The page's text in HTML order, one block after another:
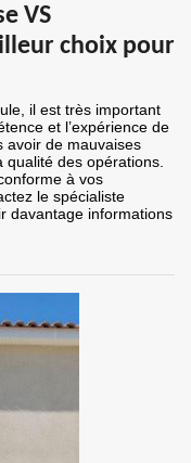
VS
choix pour
il est très important
et l’expérience de
avoir de mauvaises
qualité des opérations.
à vos
le spécialiste
davantage informations